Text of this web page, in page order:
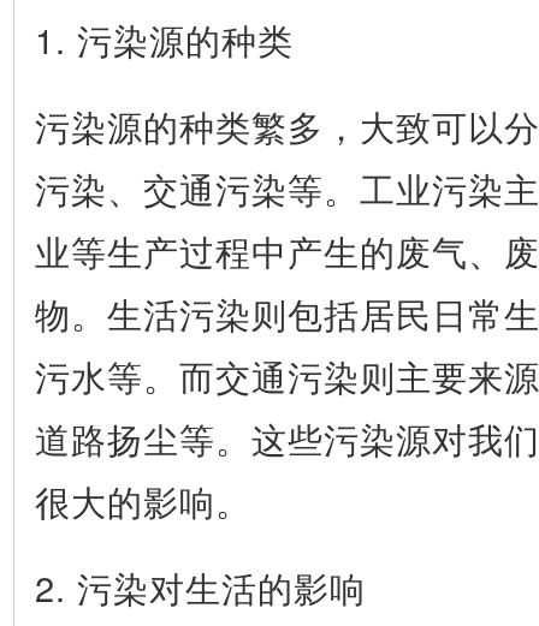
1. 污染源的种类
污染源的种类繁多，大致可以
污染、交通污染等。工业污染
业等生产过程中产生的废气、
物。生活污染则包括居民日常
污水等。而交通污染则主要来
道路扬尘等。这些污染源对我
很大的影响。
2. 污染对生活的影响